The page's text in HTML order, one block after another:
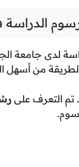
لدى جامعة
من أسهل
تم التعرف على